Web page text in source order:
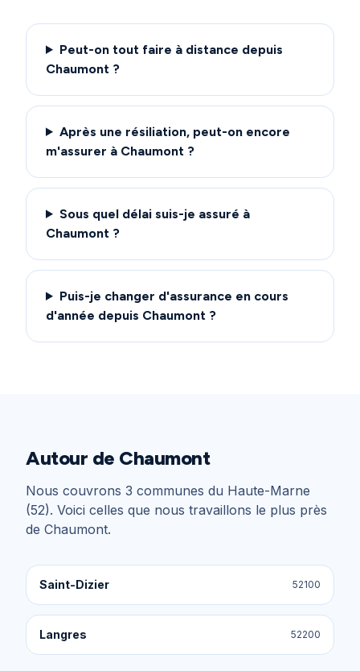
Peut-on tout faire à distance depuis
Chaumont ?
Après une résiliation, peut-on encore
m'assurer à Chaumont ?
Sous quel délai suis-je assuré à
Chaumont ?
Puis-je changer d'assurance en cours
d'année depuis Chaumont ?
Autour de Chaumont
Nous couvrons 3 communes du Haute-Marne
(52). Voici celles que nous travaillons le plus près
de Chaumont.
Saint-Dizier 52100
Langres 52200